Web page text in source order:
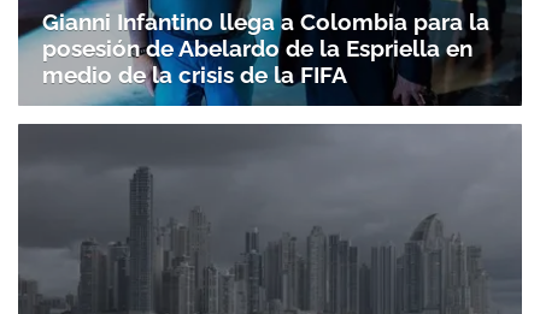
Gianni Infantino llega a Colombia para la
posesión de Abelardo de la Espriella en
medio de la crisis de la FIFA